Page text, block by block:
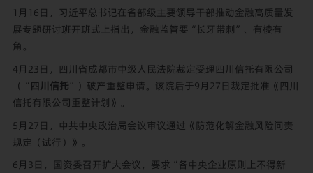
1月16日，习近平总书记在省部级主要领导干部推动金融高质量发
展专题研讨班开班式上指出，金融监管要“长牙带刺”、有棱有
角。
4月23日，四川省成都市中级人民法院裁定受理四川信托有限公司
（“ 四川信托”）破产重整申请。该院后于9月27日裁定批准《四川
信托有限公司重整计划》。
5月27日，中共中央政治局会议审议通过《防范化解金融风险问责
规定（试行）》。
6月3日，国资委召开扩大会议，要求“各中央企业原则上不得新